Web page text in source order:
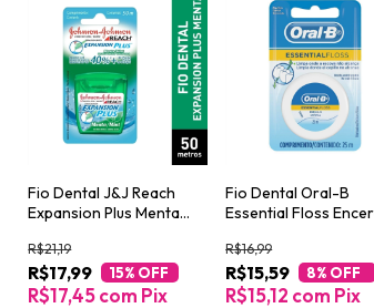
Fio Dental J&J Reach
Expansion Plus Menta
R$17,99
R$21,19
15% OFF
R$17,45com Pix
Fio Dental Oral-B
Essential Floss
R$15,59
R$16,99
8% OFF
R$15,12 com Pix